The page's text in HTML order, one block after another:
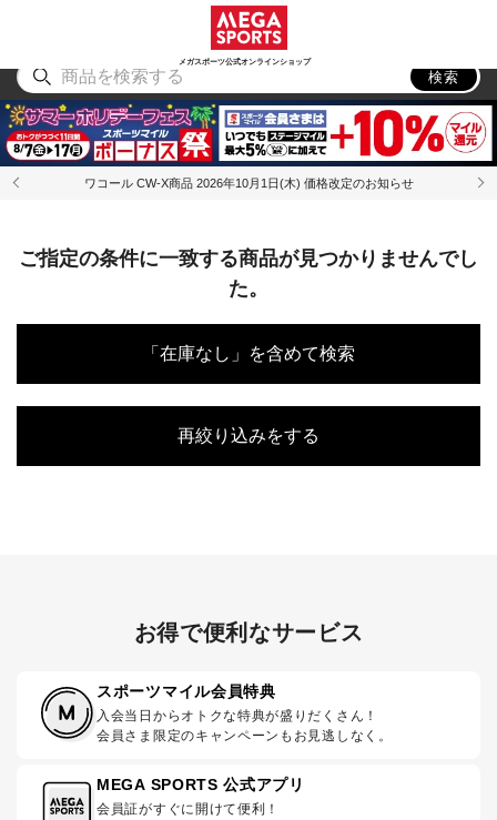
メガスポーツ公式オンラインショップ
アウトドア
検索
ワコール CW-X商品 2026年10月1日(木) 価格改定のお知らせ
ご指定の条件に一致する商品が見つかりませんでし
た。
「在庫なし」を含めて検索
再絞り込みをする
お得で便利なサービス
スポーツマイル会員特典
入会当日からオトクな特典が盛りだくさん！
会員さま限定のキャンペーンもお見逃しなく。
MEGA SPORTS 公式アプリ
会員証がすぐに開けて便利！